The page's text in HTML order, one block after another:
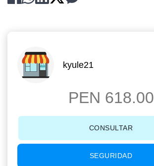
kyule21
PEN 618.00
CONSULTAR
SEGURIDAD